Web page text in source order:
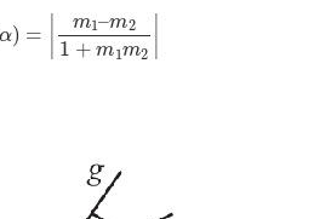
– m21+ m1m 2|